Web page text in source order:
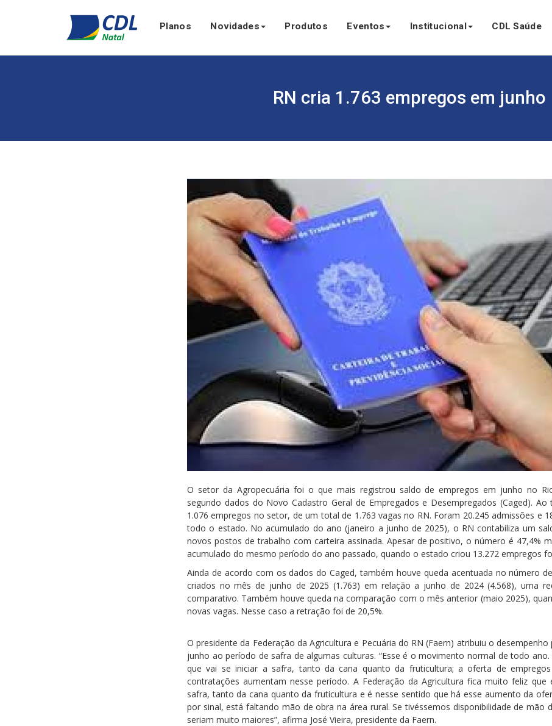
Planos Novidades Produtos Eventos Institucional CDL Saúde
RN cria 1.763 empregos em junho
O setor da Agropecuária foi o que mais registrou saldo de empregos em junho no
segundo dados do Novo Cadastro Geral de Empregados e Desempregados (Caged).
1.076 empregos no setor, de um total de 1.763 vagas no RN. Foram 20.245 admissões e
todo o estado. No acumulado do ano (janeiro a junho de 2025), o RN contabiliza um
novos postos de trabalho com carteira assinada. Apesar de positivo, o número é 47,4%
acumulado do mesmo período do ano passado, quando o estado criou 13.272 empregos
Ainda de acordo com os dados do Caged, também houve queda acentuada no número
criados no mês de junho de 2025 (1.763) em relação a junho de 2024 (4.568), uma
comparativo. Também houve queda na comparação com o mês anterior (maio 2025),
novas vagas. Nesse caso a retração foi de 20,5%.
O presidente da Federação da Agricultura e Pecuária do RN (Faern) atribuiu o
junho ao período de safra de algumas culturas. “Esse é o movimento normal de todo
que vai se iniciar a safra, tanto da cana quanto da fruticultura; a oferta de
contratações aumentam nesse período. A Federação da Agricultura fica muito feliz que
safra, tanto da cana quanto da fruticultura e é nesse sentido que há esse aumento da
por sinal, está faltando mão de obra na área rural. Se tivéssemos disponibilidade de mão
seriam muito maiores”, afirma José Vieira, presidente da Faern.